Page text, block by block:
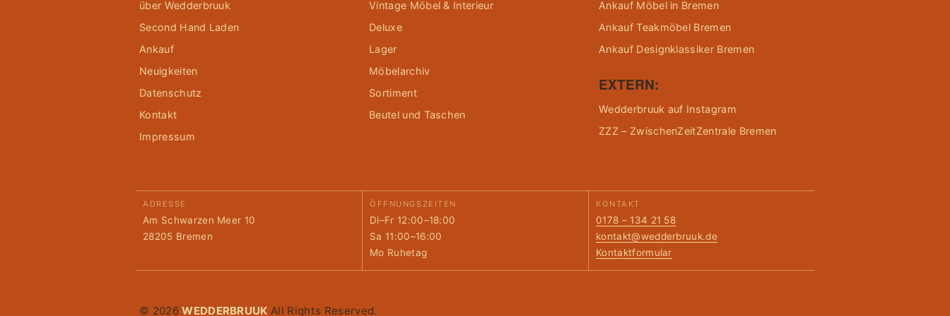
über Wedderbruuk
Second Hand Laden
Ankauf
Neuigkeiten
Datenschutz
Kontakt
Impressum
Vintage Möbel & Interieur
Deluxe
Lager
Möbelarchiv
Sortiment
Beutel und Taschen
Ankauf Möbel in Bremen
Ankauf Teakmöbel Bremen
Ankauf Designklassiker Bremen
EXTERN:
Wedderbruuk auf Instagram
ZZZ – ZwischenZeitZentrale Bremen
ADRESSE
Am Schwarzen Meer 10
28205 Bremen
ÖFFNUNGSZEITEN
Di–Fr 12:00–18:00
Sa 11:00–16:00
Mo Ruhetag
KONTAKT
0178 – 134 21 58
kontakt@wedderbruuk.de
Kontaktformular
© 2026WEDDERBRUUK All Rights Reserved.